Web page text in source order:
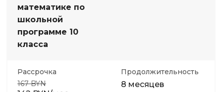
математике по
школьной
программе 10
класса
Рассрочка
167 BYN
Продолжительность
8 месяцев